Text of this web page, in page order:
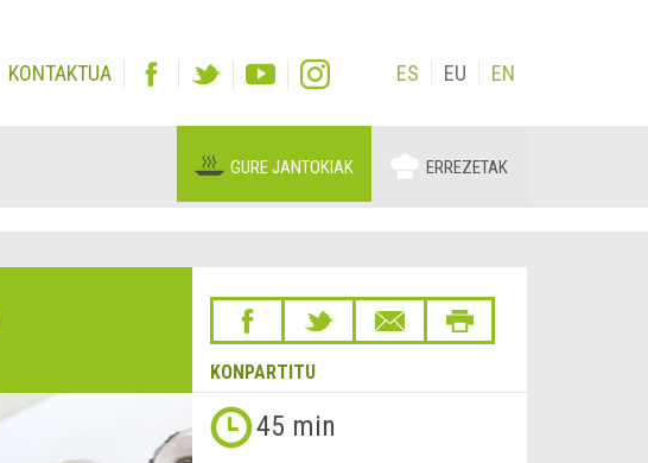
KONTAKTUA ES EU EN
GURE JANTOKIAK ERREZETAK
KONPARTITU
45 min